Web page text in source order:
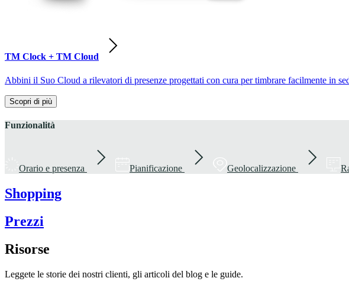
TM Clock + TM Cloud
Abbini il Suo Cloud a rilevatori di presenze progettati con cura per timbrare facilmente in
Scopri di più
Funzionalità
Orario e presenza Pianificazione Geolocalizzazione
Shopping
Prezzi
Risorse
Leggete le storie dei nostri clienti, gli articoli del blog e le guide.